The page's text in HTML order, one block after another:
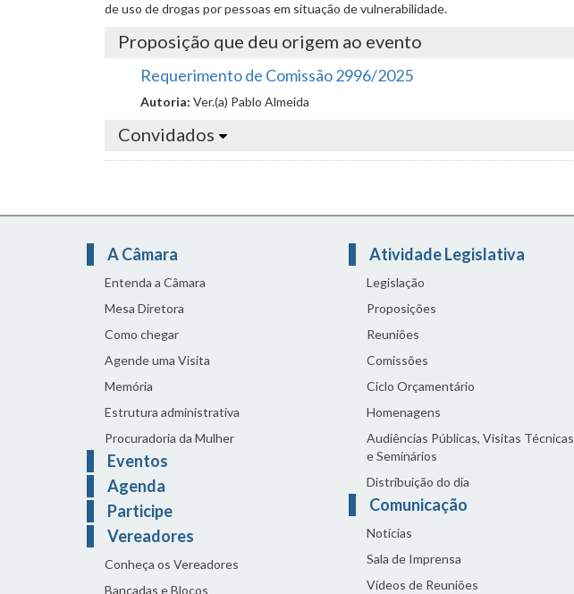
de uso de drogas por pessoas em situação de vulnerabilidade.
Proposição que deu origem ao evento
Requerimento de Comissão 2996/2025
Autoria: Ver.(a) Pablo Almeida
Convidados
A Câmara
Entenda a Câmara
Mesa Diretora
Como chegar
Agende uma Visita
Memória
Estrutura administrativa
Procuradoria da Mulher
Eventos
Agenda
Participe
Vereadores
Conheça os Vereadores
Bancadas e Blocos
Atividade Legislativa
Legislação
Proposições
Reuniões
Comissões
Ciclo Orçamentário
Homenagens
Audiências Públicas, Visitas Técnicas
e Seminários
Distribuição do dia
Comunicação
Notícias
Sala de Imprensa
Vídeos de Reuniões